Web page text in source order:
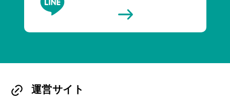
運営サイト